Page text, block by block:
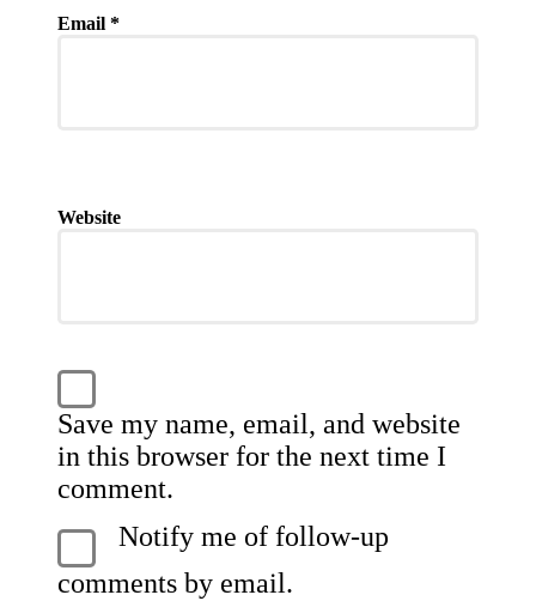
Email *
Website
Save my name, email, and website
in this browser for the next time I
comment.
Notify me of follow-up
comments by email.